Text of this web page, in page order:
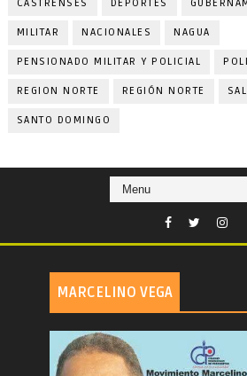
CASTRENSES DEPORTES
MILITAR NACIONALES NAGUA
PENSIONADO MILITAR Y POLICIAL
REGION NORTE REGIÓN NORTE
SANTO DOMINGO
MARCELINO VEGA